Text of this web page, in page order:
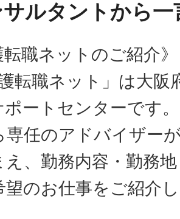
サルタントから一
転職ネットのご紹介》
転職ネット」は大阪
ポートセンターです
専任のアドバイザー
、勤務内容・勤務
望のお仕事をご紹介